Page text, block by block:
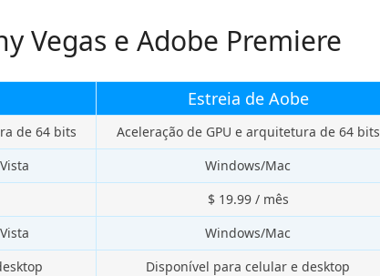
Vegas e Adobe Premiere
Estreia de Aobe
de 64 bits
Aceleração de GPU e arquitetura de 64 bits
Windows/Mac
$ 19.99 / mês
Windows/Mac
Disponível para celular e desktop